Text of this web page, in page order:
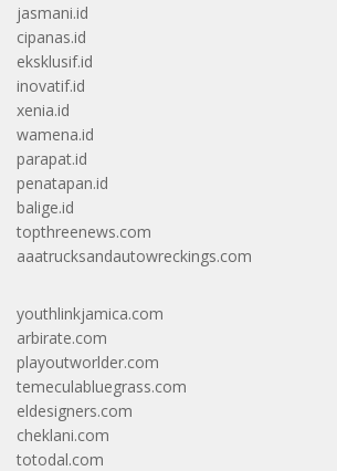
jasmani.id
cipanas.id
eksklusif.id
inovatif.id
xenia.id
wamena.id
parapat.id
penatapan.id
balige.id
topthreenews.com
aaatrucksandautowreckings.com
youthlinkjamica.com
arbirate.com
playoutworlder.com
temeculabluegrass.com
eldesigners.com
cheklani.com
totodal.com